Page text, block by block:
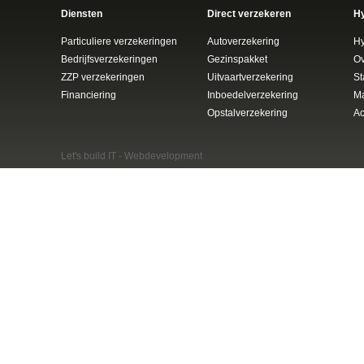
Diensten
Particuliere verzekeringen
Bedrijfsverzekeringen
ZZP verzekeringen
Financiering
Direct verzekeren
Autoverzekering
Gezinspakket
Uitvaartverzekering
Inboedelverzekering
Opstalverzekering
Let's build IT - Webdevelopment